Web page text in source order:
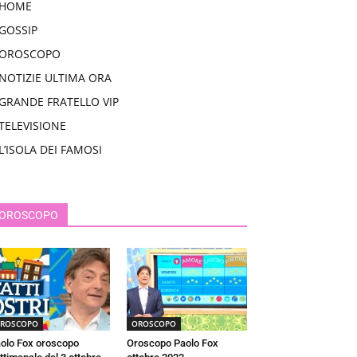
HOME
GOSSIP
NOTIZIE ULTIMA ORA
GRANDE FRATELLO VIP
L’ISOLA DEI FAMOSI
OROSCOPO
Fox oroscopo
OROSCOPO
Oroscopo Paolo Fox